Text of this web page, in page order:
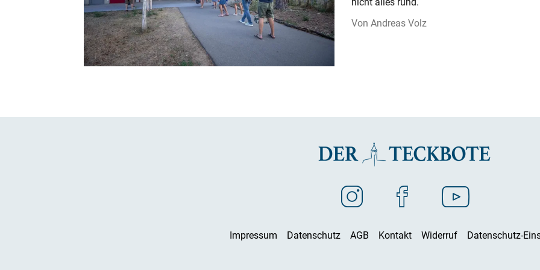
Andreas Volz
Impressum Datenschutz AGB Kontakt Widerruf Datenschutz-